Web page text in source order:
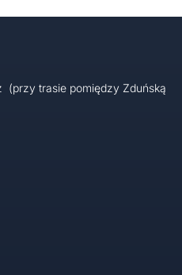
trasie pomiędzy Zduńską